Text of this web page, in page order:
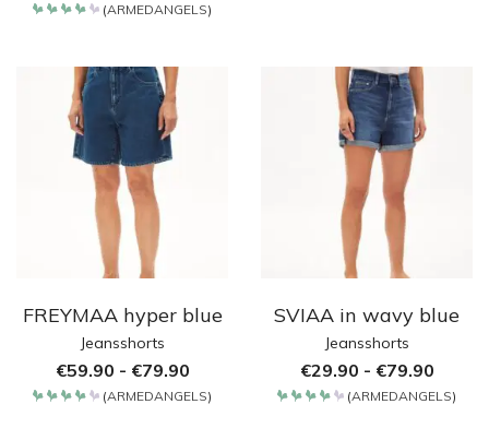
(ARMEDANGELS)
FREYMAA hyper blue
Jeansshorts
€59.90 - €79.90
(ARMEDANGELS)
SVIAA in wavy blue
Jeansshorts
€29.90 - €79.90
(ARMEDANGELS)